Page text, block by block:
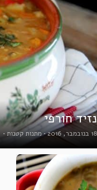
נזיד חורפי
18 בנובמבר, 2016 • מתנות קטנות •